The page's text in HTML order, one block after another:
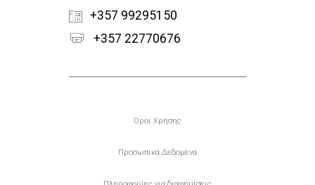
+357 99295150
+357 22770676
Υποσέλιδο
Όροι Χρήσης
Προσωπικά Δεδομένα